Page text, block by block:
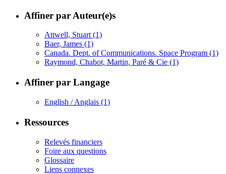
Affiner par Auteur(e)s
Attwell, Stuart(1)
Baer, James (1)
Canada. Dept. of Communications. Space Program (1)
Raymond, Chabot, Martin, Paré & Cie (1)
Affiner par Langage
English / Anglais (1)
Ressources
Relevés financiers
Foire aux questions
Glossaire
Liens connexes